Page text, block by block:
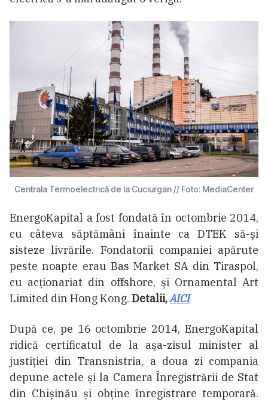
Centrala Termoelectrică de la Cuciurgan // Foto: MediaCenter
EnergoKapital a fost fondată în octombrie 2014,
cu câteva săptămâni înainte ca DTEK să-și
sisteze livrările. Fondatorii companiei apărute
peste noapte erau Bas Market SA din Tiraspol,
cu acționariat din offshore, şi Ornamental Art
Limited din Hong Kong. Detalii,AICI
După ce, pe 16 octombrie 2014, EnergoKapital
ridică certificatul de la aşa-zisul minister al
justiţiei din Transnistria, a doua zi compania
depune actele și la Camera Înregistrării de Stat
din Chișinău și obține înregistrare temporară.